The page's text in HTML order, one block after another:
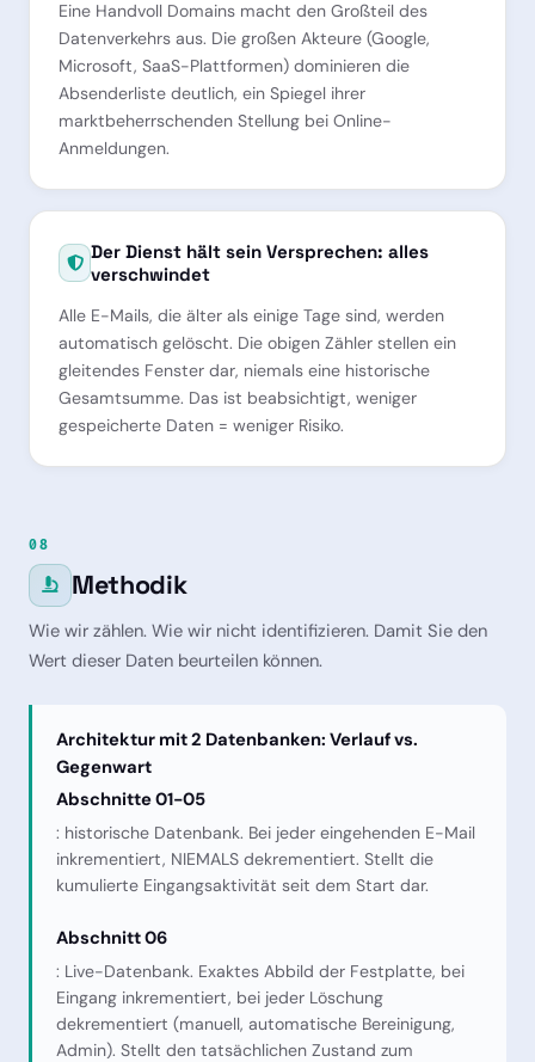
Eine Handvoll Domains macht den Großteil des
Datenverkehrs aus. Die großen Akteure (Google,
Microsoft, SaaS-Plattformen) dominieren die
Absenderliste deutlich, ein Spiegel ihrer
marktbeherrschenden Stellung bei Online-
Anmeldungen.
Der Dienst hält sein Versprechen: alles
verschwindet
Alle E-Mails, die älter als einige Tage sind, werden
automatisch gelöscht. Die obigen Zähler stellen ein
gleitendes Fenster dar, niemals eine historische
Gesamtsumme. Das ist beabsichtigt, weniger
gespeicherte Daten = weniger Risiko.
08
Methodik
Wie wir zählen. Wie wir nicht identifizieren. Damit Sie den
Wert dieser Daten beurteilen können.
Architektur mit 2 Datenbanken: Verlauf vs.
Gegenwart
Abschnitte 01-05
: historische Datenbank. Bei jeder eingehenden E-Mail
inkrementiert, NIEMALS dekrementiert. Stellt die
kumulierte Eingangsaktivität seit dem Start dar.
Abschnitt 06
: Live-Datenbank. Exaktes Abbild der Festplatte, bei
Eingang inkrementiert, bei jeder Löschung
dekrementiert (manuell, automatische Bereinigung,
Admin). Stellt den tatsächlichen Zustand zum